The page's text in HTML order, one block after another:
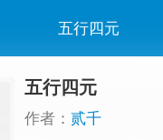
五行四元
五行四元
作者：贰千